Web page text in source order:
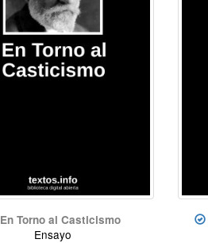
En Torno al Casticismo
Ensayo